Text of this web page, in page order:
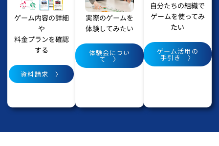
ゲーム内容の詳細
や
料金プランを確認
する
資料請求 〉
実際のゲームを
体験してみたい
体験会につい
て 〉
自分たちの組織で
ゲームを使ってみ
たい
ゲーム活用の
手引き 〉